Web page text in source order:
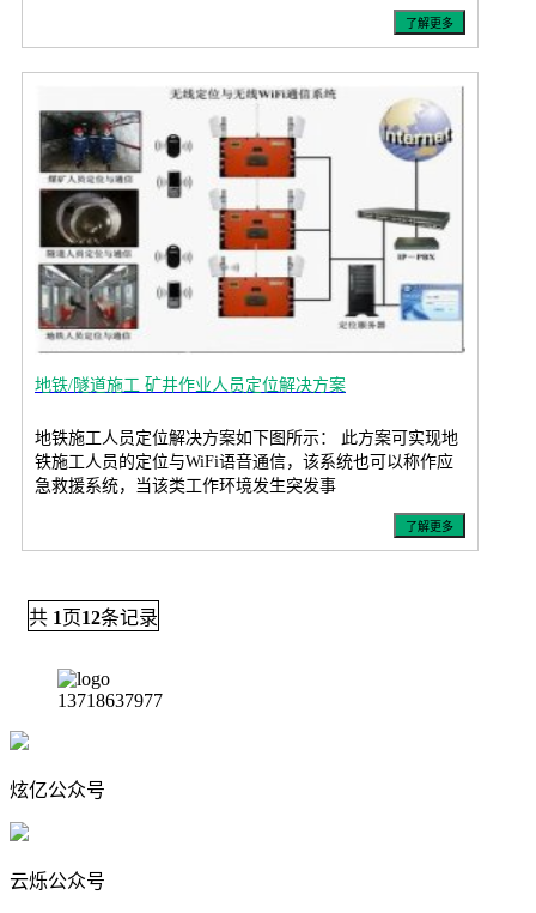
了解更多
地铁/隧道施工 矿井作业人员定位解决方案
地铁施工人员定位解决方案如下图所示： 此方案可实现地
铁施工人员的定位与WiFi语音通信，该系统也可以称作应
急救援系统，当该类工作环境发生突发事
了解更多
共 1页12条记录
13718637977
炫亿公众号
云烁公众号